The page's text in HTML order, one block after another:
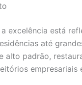
excelência está
até
alto padrão,
empresariais